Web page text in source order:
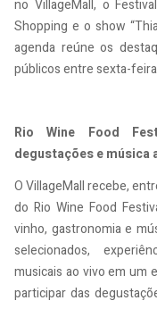
no VillageMall, o
Shopping e o show
agenda reúne os
públicos entre sexta-
Rio Wine Food
degustações e música
O VillageMall recebe,
do Rio Wine Food
vinho, gastronomia e
selecionados,
musicais ao vivo em um
participar das